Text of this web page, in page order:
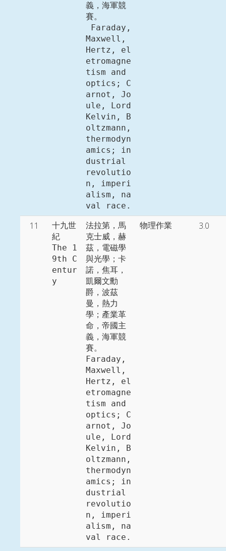
義，海軍競
賽。
Maxwell,
Hertz, el
etromagne
tism and
optics; C
arnot, Jo
ule, Lord
Kelvin, B
oltzmann,
thermodyn
amics; in
dustrial
revolutio
n, imperi
alism, na
11
十九世
紀
The 1
9th C
entur
y
法拉第，馬
克士威，赫
茲，電磁學
與光學；卡
諾，焦耳，
凱爾文勳
爵，波茲
曼，熱力
學；產業革
命，帝國主
義，海軍競
賽。
Faraday,
Maxwell,
Hertz, el
etromagne
tism and
optics; C
arnot, Jo
ule, Lord
Kelvin, B
oltzmann,
thermodyn
amics; in
dustrial
revolutio
n, imperi
alism, na
物理作業 3.0